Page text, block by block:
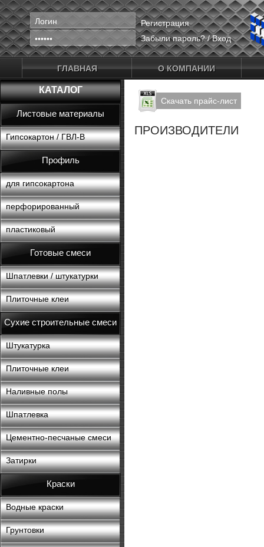
Регистрация
Забыли пароль?/Вход
ГЛАВНАЯ О КОМПАНИИ
КАТАЛОГ
Листовые материалы
Гипсокартон / ГВЛ-В
Профиль
для гипсокартона
перфорированный
пластиковый
Готовые смеси
Шпатлевки / штукатурки
Плиточные клеи
Сухие строительные смеси
Штукатурка
Плиточные клеи
Наливные полы
Шпатлевка
Цементно-песчаные смеси
Затирки
Краски
Водные краски
Грунтовки
Скачать прайс-лист
ПРОИЗВОДИТЕЛИ